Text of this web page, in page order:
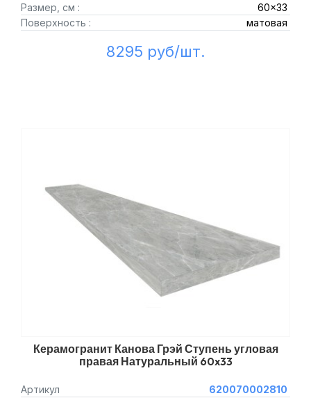
Размер, см :
60x33
Поверхность :
матовая
8295 руб/шт.
Керамогранит Канова Грэй Ступень угловая
правая Натуральный 60x33
Артикул
620070002810